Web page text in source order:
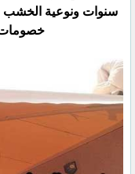
سنوات ونوعية
خصومات 30% على جميع